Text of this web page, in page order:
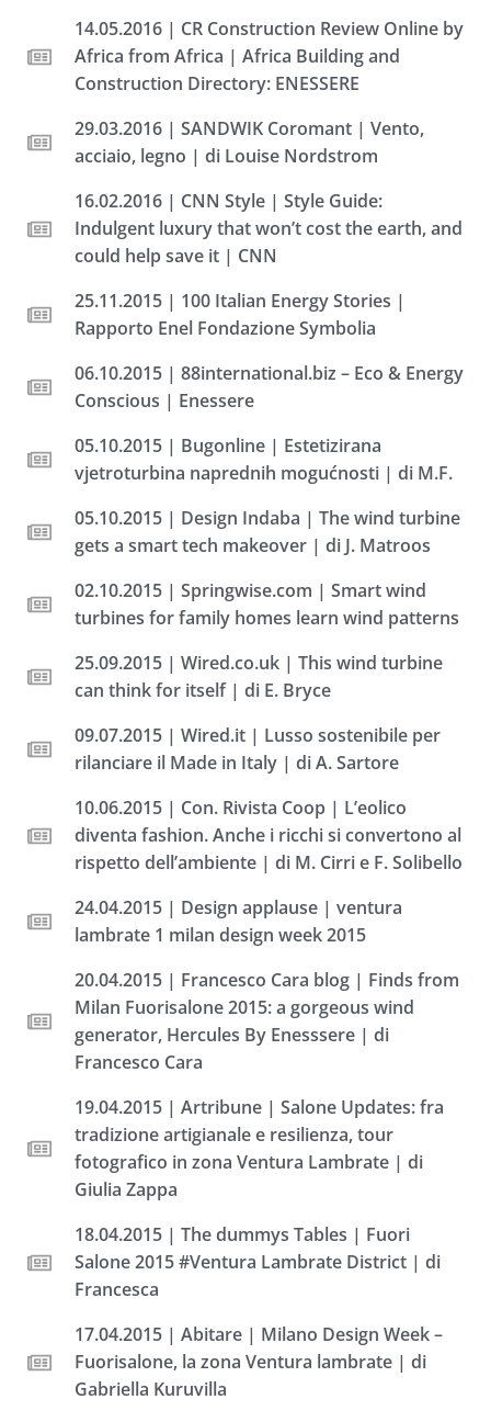
14.05.2016 | CR Construction Review Online by
Africa from Africa | Africa Building and
Construction Directory: ENESSERE
29.03.2016 | SANDWIK Coromant | Vento,
acciaio, legno | di Louise Nordstrom
16.02.2016 | CNN Style | Style Guide:
Indulgent luxury that won’t cost the earth, and
could help save it | CNN
25.11.2015 | 100 Italian Energy Stories |
Rapporto Enel Fondazione Symbolia
06.10.2015 | 88international.biz – Eco & Energy
Conscious | Enessere
05.10.2015 | Bugonline | Estetizirana
vjetroturbina naprednih mogućnosti | di M.F.
05.10.2015 | Design Indaba | The wind turbine
gets a smart tech makeover | di J. Matroos
02.10.2015 | Springwise.com | Smart wind
turbines for family homes learn wind patterns
25.09.2015 | Wired.co.uk | This wind turbine
can think for itself | di E. Bryce
09.07.2015 | Wired.it | Lusso sostenibile per
rilanciare il Made in Italy | di A. Sartore
10.06.2015 | Con. Rivista Coop | L’eolico
diventa fashion. Anche i ricchi si convertono al
rispetto dell’ambiente | di M. Cirri e F. Solibello
24.04.2015 | Design applause | ventura
lambrate 1 milan design week 2015
20.04.2015 | Francesco Cara blog | Finds from
Milan Fuorisalone 2015: a gorgeous wind
generator, Hercules By Enesssere | di
Francesco Cara
19.04.2015 | Artribune | Salone Updates: fra
tradizione artigianale e resilienza, tour
fotografico in zona Ventura Lambrate | di
Giulia Zappa
18.04.2015 | The dummys Tables | Fuori
Salone 2015 #Ventura Lambrate District | di
Francesca
17.04.2015 | Abitare | Milano Design Week –
Fuorisalone, la zona Ventura lambrate | di
Gabriella Kuruvilla